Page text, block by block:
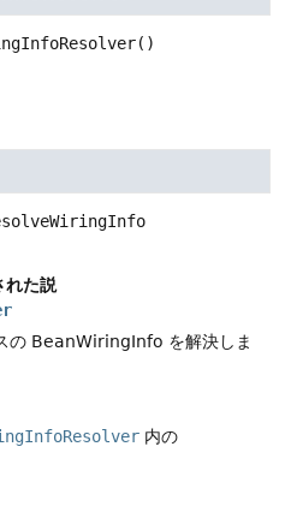
()
れた説
の BeanWiringInfo を解決しま
内の